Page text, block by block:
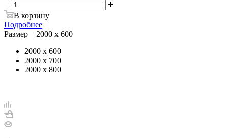
В корзину
Подробнее
Размер—2000 х 600
2000 х 600
2000 х 700
2000 х 800